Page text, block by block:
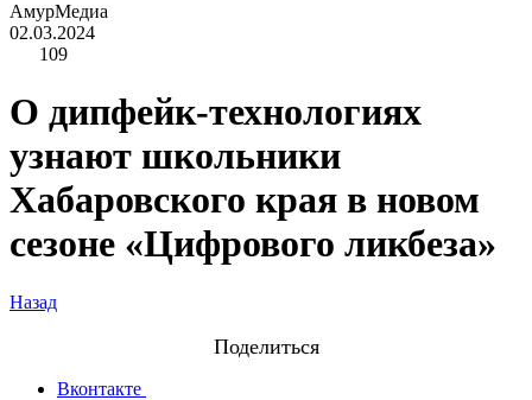
АмурМедиа
02.03.2024
109
О дипфейк-технологиях
узнают школьники
Хабаровского края в новом
сезоне «Цифрового ликбеза»
Назад
Поделиться
Вконтакте